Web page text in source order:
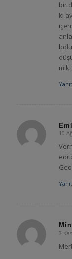
bir
ki
10
3